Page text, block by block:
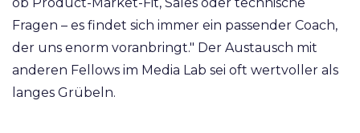
Fragen – es findet sich immer ein passender Coach,
der uns enorm voranbringt." Der Austausch mit
anderen Fellows im Media Lab sei oft wertvoller als
langes Grübeln.